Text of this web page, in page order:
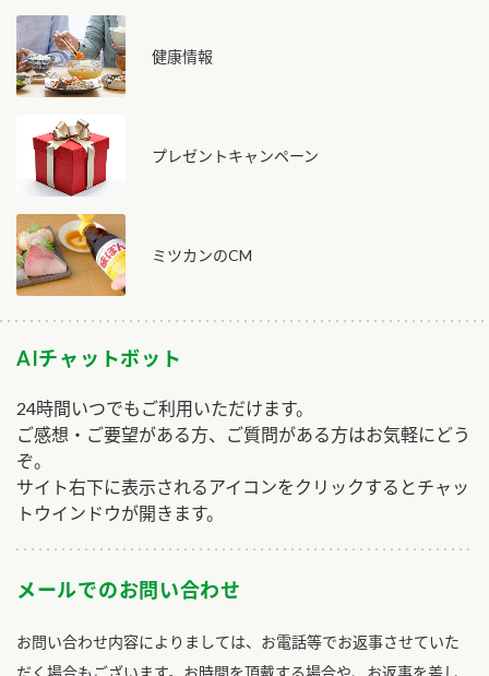
健康情報
プレゼントキャンペーン
ミツカンのCM
AIチャットボット
24時間いつでもご利用いただけます。
ご感想・ご要望がある方、ご質問がある方はお気軽にどう
ぞ。
サイト右下に表示されるアイコンをクリックするとチャッ
トウインドウが開きます。
メールでのお問い合わせ
お問い合わせ内容によりましては、お電話等でお返事させていた